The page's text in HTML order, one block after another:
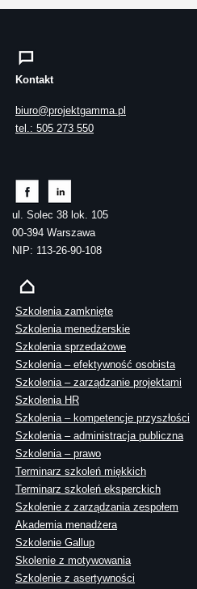
Kontakt
biuro@projektgamma.pl
tel.: 505 273 550
ul. Solec 38 lok. 105
00-394 Warszawa
NIP: 113-26-90-108
Szkolenia zamknięte
Szkolenia menedżerskie
Szkolenia sprzedażowe
Szkolenia – efektywność osobista
Szkolenia – zarządzanie projektami
Szkolenia HR
Szkolenia – kompetencje przyszłości
Szkolenia – administracja publiczna
Szkolenia – prawo
Terminarz szkoleń miękkich
Terminarz szkoleń eksperckich
Szkolenie z zarządzania zespołem
Akademia menadżera
Szkolenie Gallup
Skolenie z motywowania
Szkolenie z asertywności